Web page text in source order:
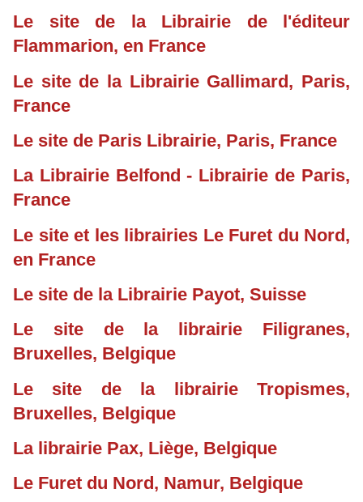
Le site de la Librairie de l'éditeur
Flammarion, en France
Le site de la Librairie Gallimard, Paris,
France
Le site de Paris Librairie, Paris, France
La Librairie Belfond - Librairie de Paris,
France
Le site et les librairies Le Furet du Nord,
en France
Le site de la Librairie Payot, Suisse
Le site de la librairie Filigranes,
Bruxelles, Belgique
Le site de la librairie Tropismes,
Bruxelles, Belgique
La librairie Pax, Liège, Belgique
Le Furet du Nord, Namur, Belgique